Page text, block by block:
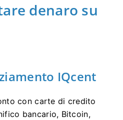
denaro su
IQcent
con carte di credito
bancario, Bitcoin,